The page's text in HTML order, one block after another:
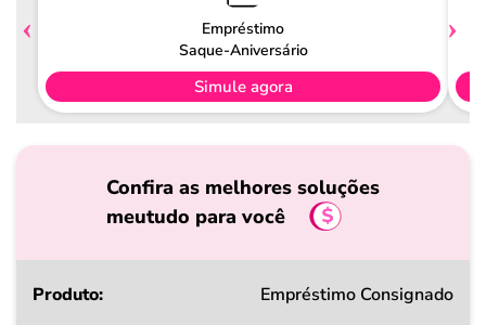
Empréstimo
Saque-Aniversário
Simule agora
Confira as melhores soluções
meutudo para você
Produto
Empréstimo Consignado